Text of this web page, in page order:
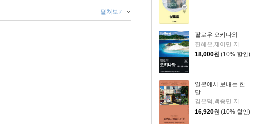
팔로우 오키나와
진혜은,제이민 저
18,000원 (10% 할인)
일본에서 보내는 한
달
김은덕,백종민 저
16,920원 (10% 할인)
펼쳐보기